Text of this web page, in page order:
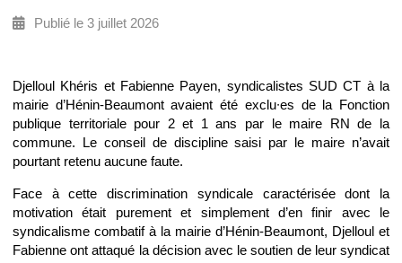
Publié le 3 juillet 2026
Djelloul Khéris et Fabienne Payen, syndicalistes SUD CT à la
mairie d’Hénin-Beaumont avaient été exclu∙es de la Fonction
publique territoriale pour 2 et 1 ans par le maire RN de la
commune. Le conseil de discipline saisi par le maire n’avait
pourtant retenu aucune faute.
Face à cette discrimination syndicale caractérisée dont la
motivation était purement et simplement d’en finir avec le
syndicalisme combatif à la mairie d’Hénin-Beaumont, Djelloul et
Fabienne ont attaqué la décision avec le soutien de leur syndicat